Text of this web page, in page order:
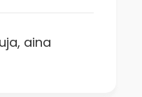
aina